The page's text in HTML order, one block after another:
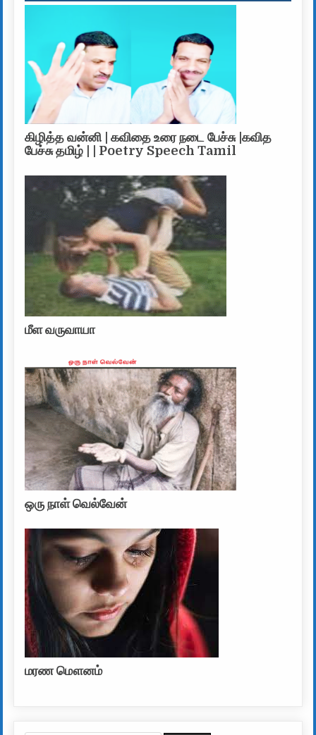
கிழித்த வன்னி | கவிதை உரை நடை பேச்சு |கவித
பேச்சு தமிழ் | | Poetry Speech Tamil
மீள வருவாயா
ஒரு நாள் வெல்வேன்
மரண மௌனம்